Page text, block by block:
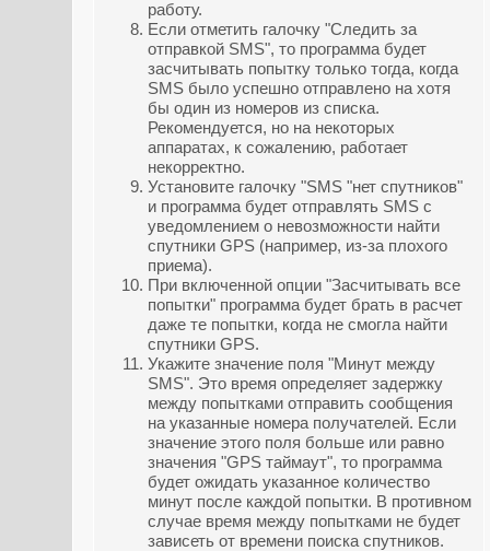
работу.
Если отметить галочку "Следить за
отправкой SMS", то программа будет
засчитывать попытку только тогда, когда
SMS было успешно отправлено на хотя
бы один из номеров из списка.
Рекомендуется, но на некоторых
аппаратах, к сожалению, работает
некорректно.
Установите галочку "SMS "нет спутников"
и программа будет отправлять SMS с
уведомлением о невозможности найти
спутники GPS (например, из-за плохого
приема).
При включенной опции "Засчитывать все
попытки" программа будет брать в расчет
даже те попытки, когда не смогла найти
спутники GPS.
Укажите значение поля "Минут между
SMS". Это время определяет задержку
между попытками отправить сообщения
на указанные номера получателей. Если
значение этого поля больше или равно
значения "GPS таймаут", то программа
будет ожидать указанное количество
минут после каждой попытки. В противном
случае время между попытками не будет
зависеть от времени поиска спутников.